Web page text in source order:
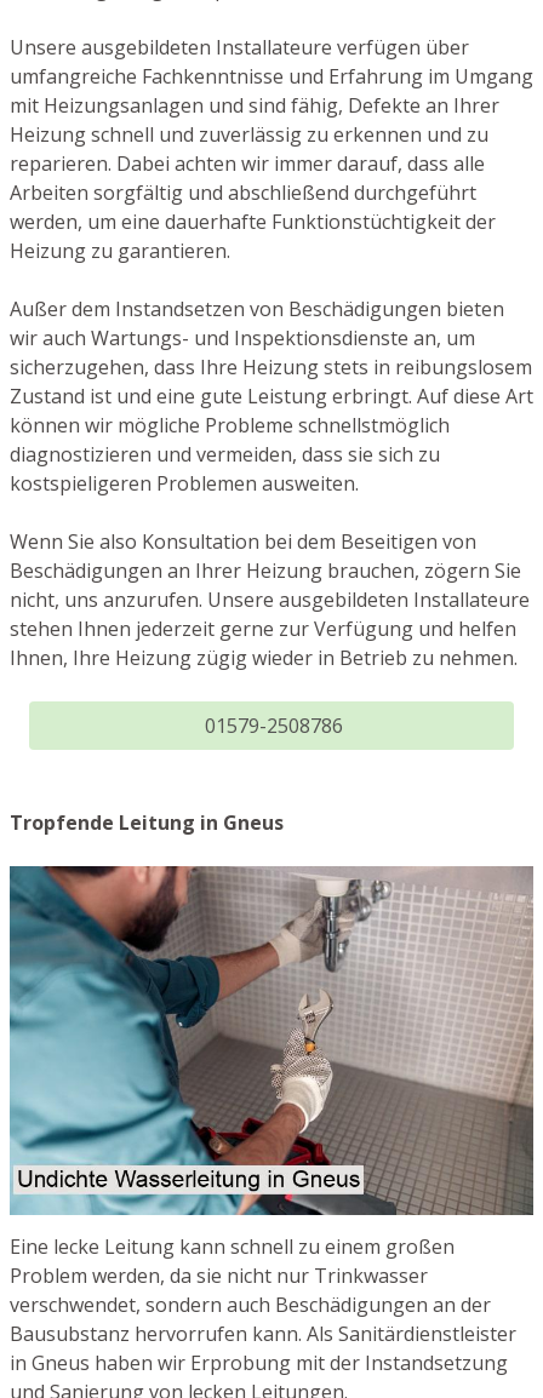
Unsere ausgebildeten Installateure verfügen über
umfangreiche Fachkenntnisse und Erfahrung im Umgang
mit Heizungsanlagen und sind fähig, Defekte an Ihrer
Heizung schnell und zuverlässig zu erkennen und zu
reparieren. Dabei achten wir immer darauf, dass alle
Arbeiten sorgfältig und abschließend durchgeführt
werden, um eine dauerhafte Funktionstüchtigkeit der
Heizung zu garantieren.
Außer dem Instandsetzen von Beschädigungen bieten
wir auch Wartungs- und Inspektionsdienste an, um
sicherzugehen, dass Ihre Heizung stets in reibungslosem
Zustand ist und eine gute Leistung erbringt. Auf diese Art
können wir mögliche Probleme schnellstmöglich
diagnostizieren und vermeiden, dass sie sich zu
kostspieligeren Problemen ausweiten.
Wenn Sie also Konsultation bei dem Beseitigen von
Beschädigungen an Ihrer Heizung brauchen, zögern Sie
nicht, uns anzurufen. Unsere ausgebildeten Installateure
stehen Ihnen jederzeit gerne zur Verfügung und helfen
Ihnen, Ihre Heizung zügig wieder in Betrieb zu nehmen.
01579-2508786
Tropfende Leitung in Gneus
Eine lecke Leitung kann schnell zu einem großen
Problem werden, da sie nicht nur Trinkwasser
verschwendet, sondern auch Beschädigungen an der
Bausubstanz hervorrufen kann. Als Sanitärdienstleister
in Gneus haben wir Erprobung mit der Instandsetzung
und Sanierung von lecken Leitungen.